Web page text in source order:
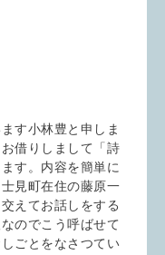
す小林豊と申しま
借りしまして「詩
す。内容を簡単に
見町在住の藤原一
えてお話しをする
のでこう呼ばせて
ごとをなさつてい